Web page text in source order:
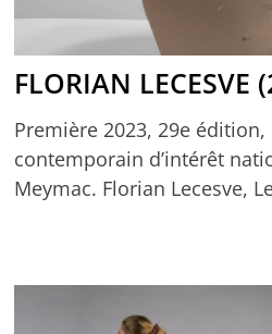
FLORIAN LECESVE
Première 2023, 29e édition,
contemporain d’intérêt
Meymac. Florian Lecesve,